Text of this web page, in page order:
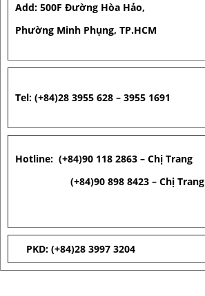
Add: 500F Đường Hòa Hảo,
Phường Minh Phụng, TP.HCM
Tel: (+84)28 3955 628 – 3955 1691
Hotline: (+84)90 118 2863 – Chị Trang
(+84)90 898 8423 – Chị Trang
PKD: (+84)28 3997 3204